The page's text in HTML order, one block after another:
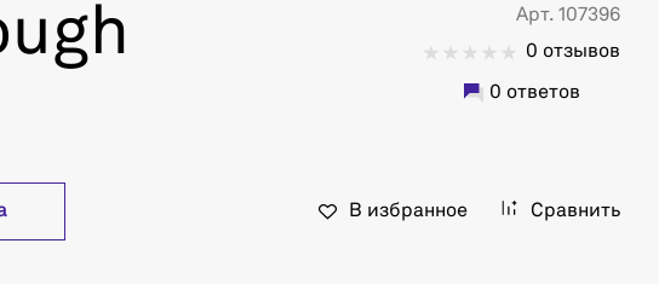
Арт. 107396
0 отзывов
0 ответов
В избранное Сравнить